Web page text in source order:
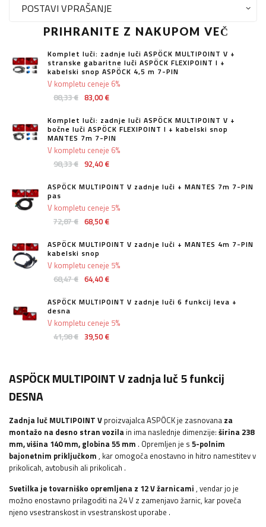
POSTAVI VPRAŠANJE
PRIHRANITE Z NAKUPOM VEČ
Komplet luči: zadnje luči ASPÖCK MULTIPOINT V +
stranske gabaritne luči ASPÖCK FLEXIPOINT I +
kabelski snop ASPÖCK 4,5 m 7-PIN
88,33 € 83,00 €
V kompletu ceneje 6%
Komplet luči: zadnje luči ASPÖCK MULTIPOINT V +
bočne luči ASPÖCK FLEXIPOINT I + kabelski snop
MANTES 7m 7-PIN
98,33 € 92,40 €
V kompletu ceneje 6%
ASPÖCK MULTIPOINT V zadnje luči + MANTES 7m 7-PIN
pas
72,87 € 68,50 €
V kompletu ceneje 5%
ASPÖCK MULTIPOINT V zadnje luči + MANTES 4m 7-PIN
kabelski snop
68,47 € 64,40 €
V kompletu ceneje 5%
ASPÖCK MULTIPOINT V zadnje luči 6 funkcij leva +
desna
41,98 € 39,50 €
V kompletu ceneje 5%
ASPÖCK MULTIPOINT V zadnja luč 5 funkcij
DESNA
Zadnja luč MULTIPOINT V proizvajalca ASPÖCK je zasnovana za
montažo na desno stran vozila in ima naslednje dimenzije: širina 238
mm, višina 140 mm, globina 55 mm . Opremljen je s 5-polnim
bajonetnim priključkom , kar omogoča enostavno in hitro namestitevv
prikolicah, avtobusih ali prikolicah .
Svetilka je tovarniško opremljena z 12 V žarnicami , vendar jo je
možno enostavno prilagoditi na 24 V z zamenjavo žarnic, kar poveča
njeno vsestranskost in vsestranskost uporabe .